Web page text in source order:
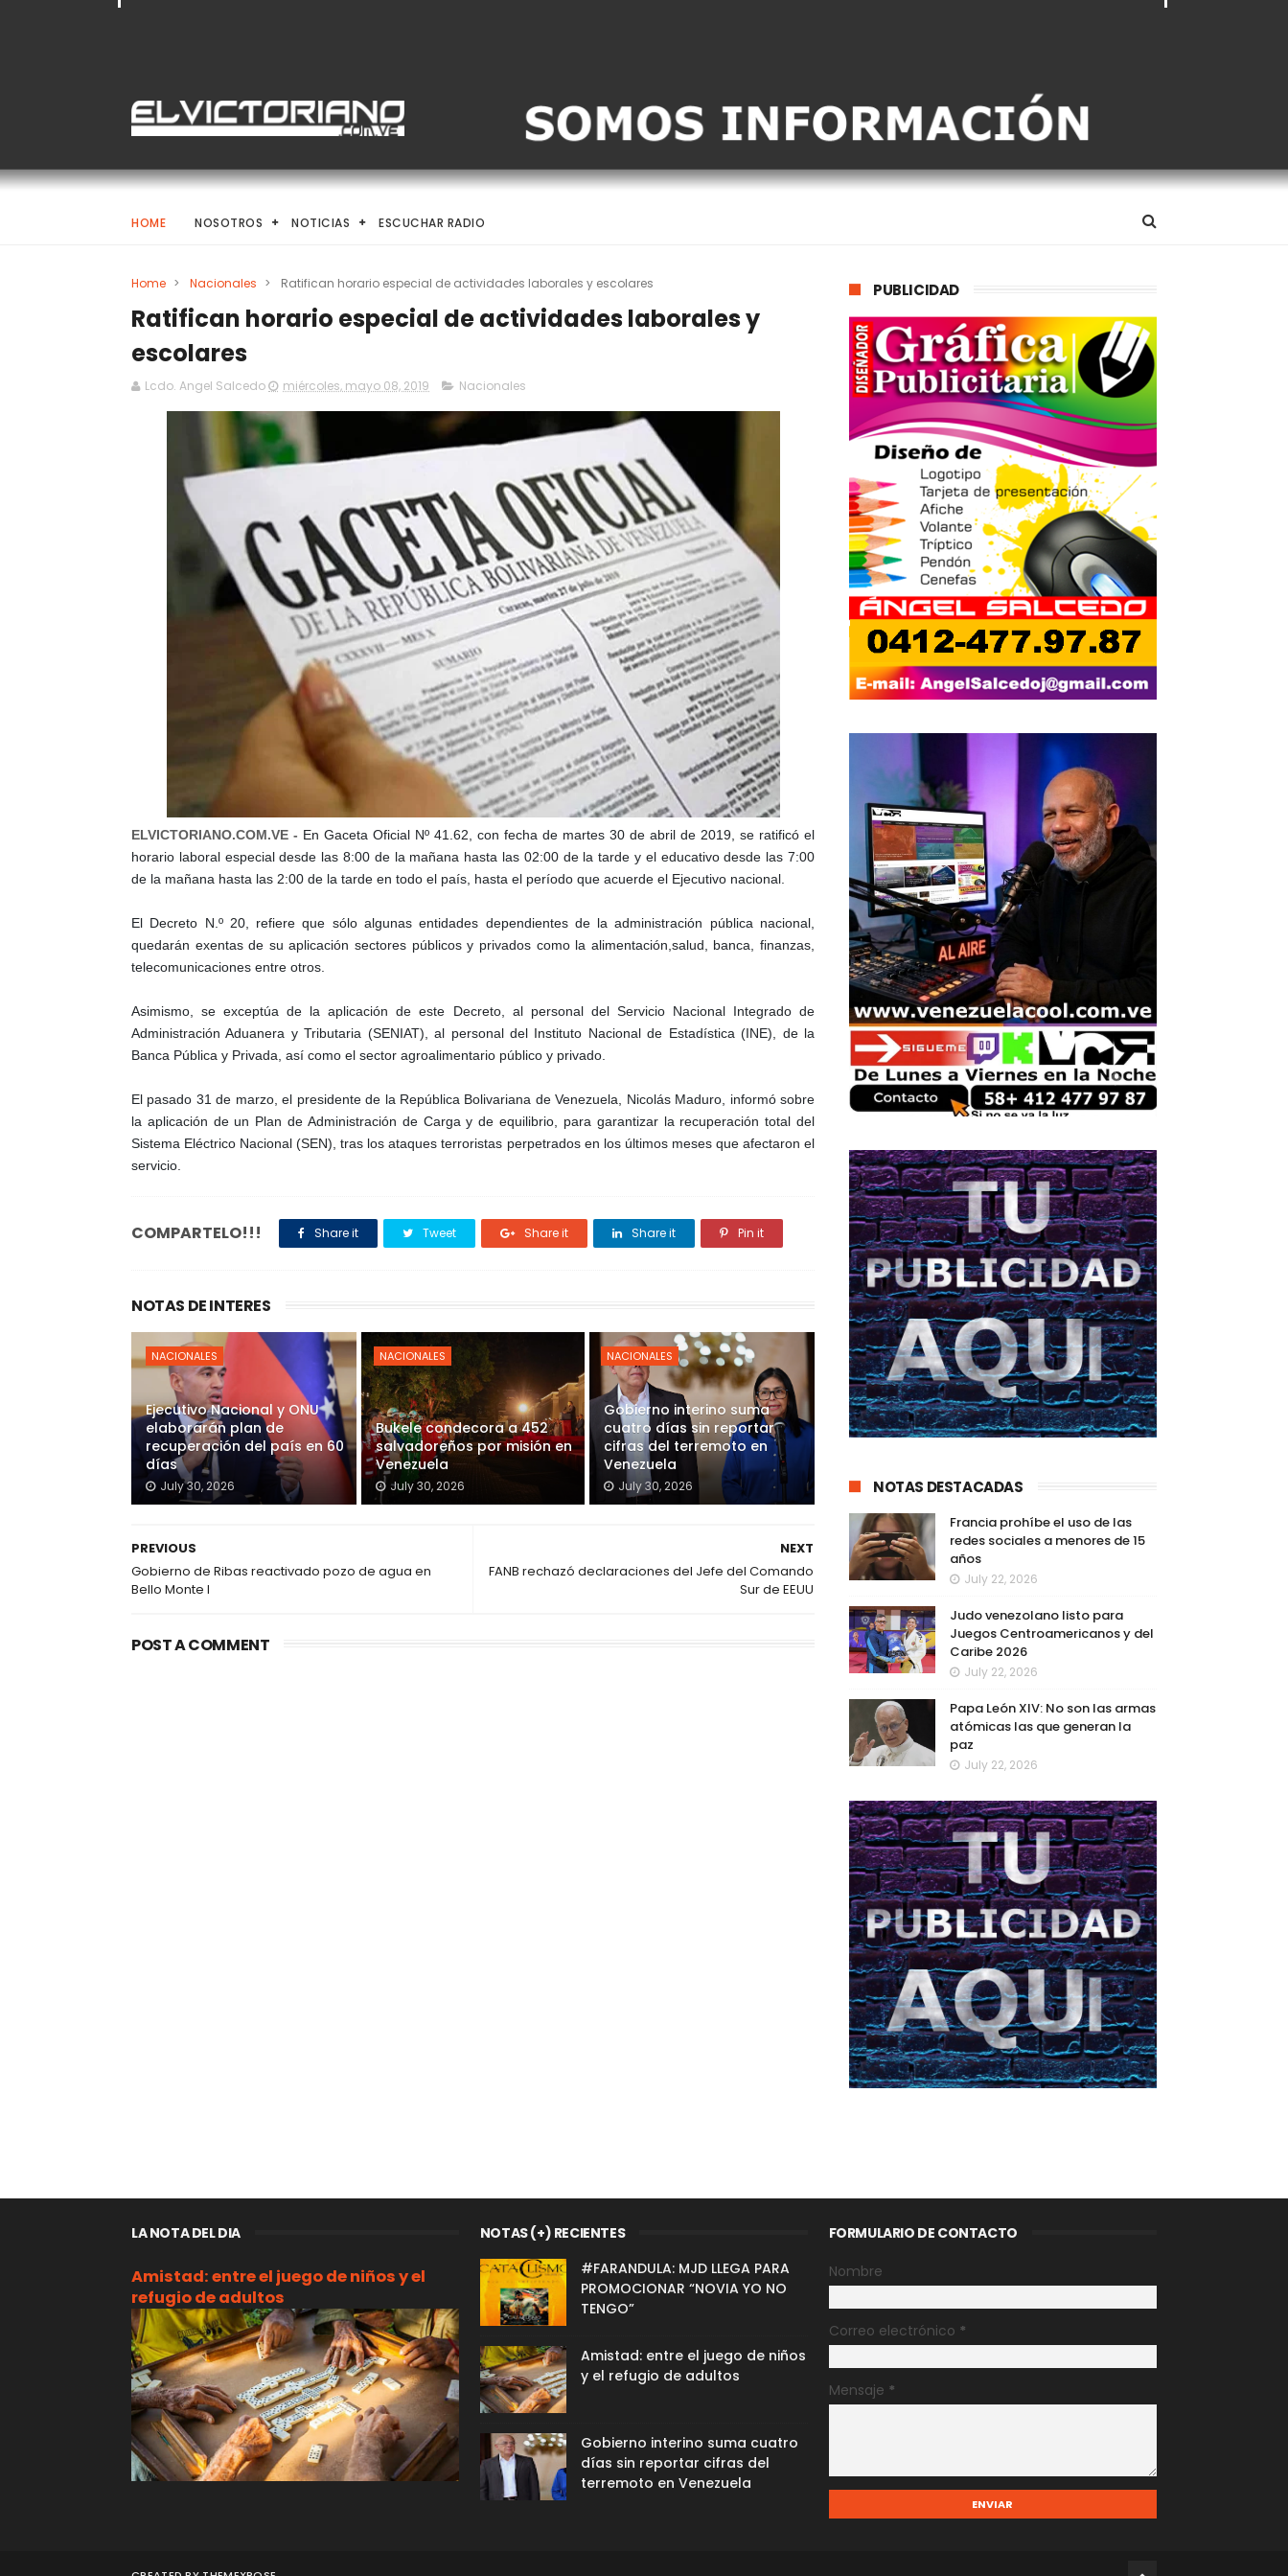
HOME NOSOTROS NOTICIAS ESCUCHAR RADIO
Home > Nacionales > Ratifican horario especial de actividades laborales y escolares
Ratifican horario especial de actividades laborales y
escolares
Lcdo. Angel Salcedo miércoles, mayo 08, 2019 Nacionales
ELVICTORIANO.COM.VE - En Gaceta Oficial Nº 41.62, con fecha de martes 30 de abril de 2019, se ratificó el
horario laboral especial desde las 8:00 de la mañana hasta las 02:00 de la tarde y el educativo desde las 7:00
de la mañana hasta las 2:00 de la tarde en todo el país, hasta el período que acuerde el Ejecutivo nacional.
El Decreto N.º 20, refiere que sólo algunas entidades dependientes de la administración pública nacional,
quedarán exentas de su aplicación sectores públicos y privados como la alimentación,salud, banca, finanzas,
telecomunicaciones entre otros.
Asimismo, se exceptúa de la aplicación de este Decreto, al personal del Servicio Nacional Integrado de
Administración Aduanera y Tributaria (SENIAT), al personal del Instituto Nacional de Estadística (INE), de la
Banca Pública y Privada, así como el sector agroalimentario público y privado.
El pasado 31 de marzo, el presidente de la República Bolivariana de Venezuela, Nicolás Maduro, informó sobre
la aplicación de un Plan de Administración de Carga y de equilibrio, para garantizar la recuperación total del
Sistema Eléctrico Nacional (SEN), tras los ataques terroristas perpetrados en los últimos meses que afectaron el
servicio.
COMPARTELO!!! Share it Tweet Share it Share it Pin it
NOTAS DE INTERES
NACIONALES
Ejecutivo Nacional y ONU
elaborarán plan de
recuperación del país en 60
días
July 30, 2026
NACIONALES
Bukele condecora a 452
salvadoreños por misión en
Venezuela
July 30, 2026
NACIONALES
Gobierno interino suma
cuatro días sin reportar
cifras del terremoto en
Venezuela
July 30, 2026
NEXT
FANB rechazó declaraciones del Jefe del Comando
Sur de EEUU
PREVIOUS
Gobierno de Ribas reactivado pozo de agua en
Bello Monte I
POST A COMMENT
PUBLICIDAD
NOTAS DESTACADAS
Francia prohíbe el uso de las
redes sociales a menores de 15
años
July 22, 2026
Judo venezolano listo para
Juegos Centroamericanos y del
Caribe 2026
July 22, 2026
Papa León XIV: No son las armas
atómicas las que generan la
paz
July 22, 2026
LA NOTA DEL DIA
Amistad: entre el juego de niños y el
refugio de adultos
NOTAS (+) RECIENTES
#FARANDULA: MJD LLEGA PARA
PROMOCIONAR “NOVIA YO NO
TENGO”
Amistad: entre el juego de niños
y el refugio de adultos
Gobierno interino suma cuatro
días sin reportar cifras del
terremoto en Venezuela
FORMULARIO DE CONTACTO
Nombre
Correo electrónico *
Mensaje *